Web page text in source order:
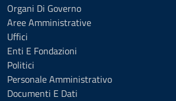
Organi Di Governo
Aree Amministrative
Uffici
Enti E Fondazioni
Politici
Personale Amministrativo
Documenti E Dati